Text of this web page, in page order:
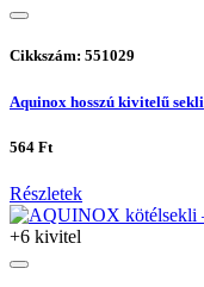
Cikkszám: 551029
Aquinox hosszú kivitelű sekli
564 Ft
Részletek
+6 kivitel